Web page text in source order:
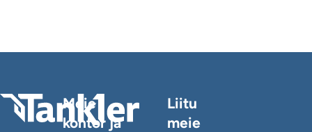
Meie
kontor ja
Liitu
meie